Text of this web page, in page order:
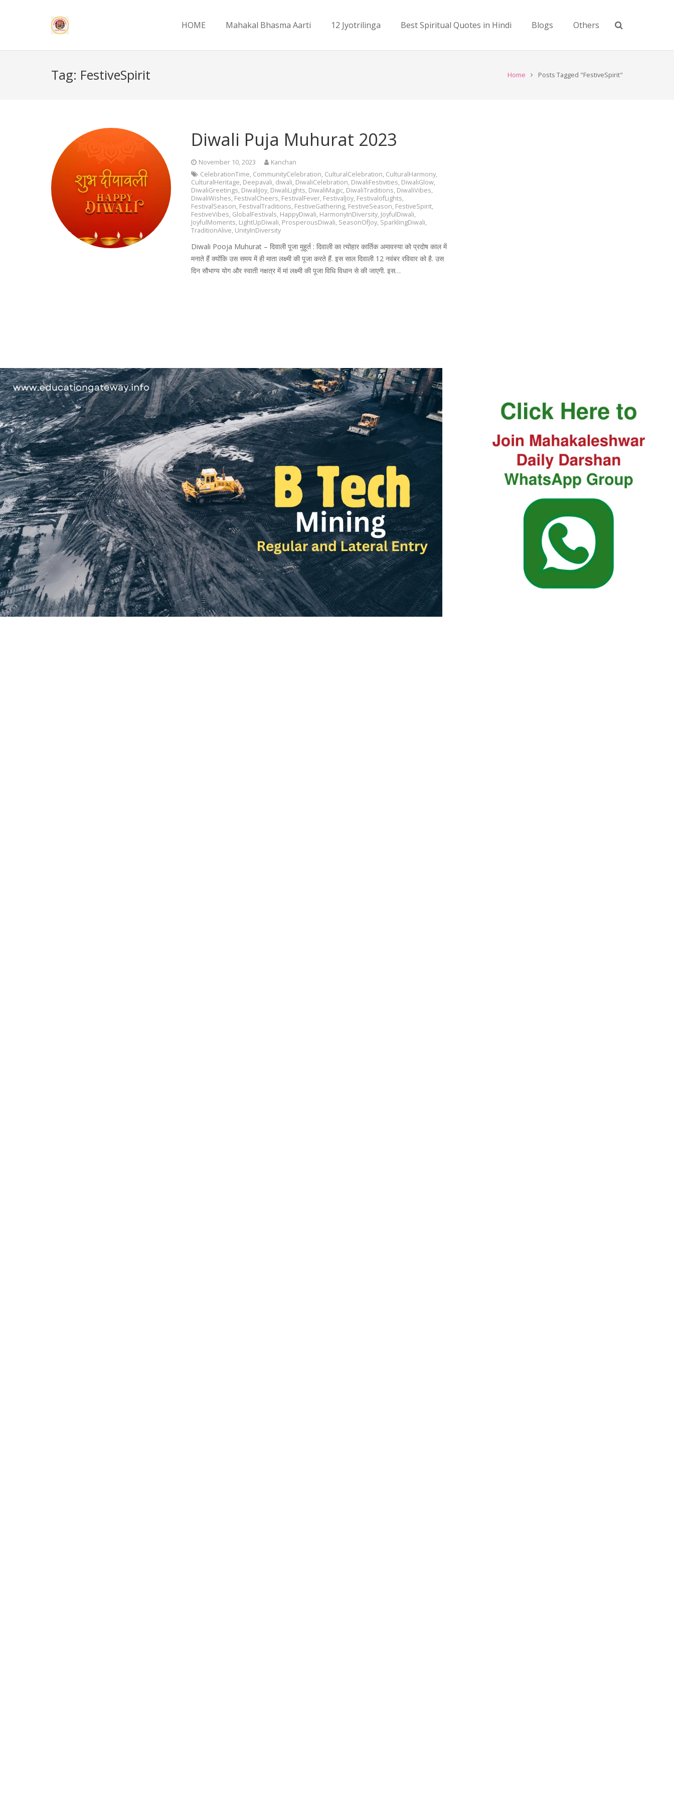
HOME Mahakal Bhasma Aarti 12 Jyotrilinga Best Spiritual Quotes in Hindi Blogs Others
Tag: FestiveSpirit Home Posts Tagged "FestiveSpirit"
Diwali Puja Muhurat 2023
November 10, 2023
Kanchan
CelebrationTime, CommunityCelebration, CulturalCelebration, CulturalHarmony,
CulturalHeritage, Deepavali, diwali, DiwaliCelebration, DiwaliFestivities, DiwaliGlow,
DiwaliGreetings, DiwaliJoy, DiwaliLights, DiwaliMagic, DiwaliTraditions, DiwaliVibes,
DiwaliWishes, FestivalCheers, FestivalFever, FestivalJoy, FestivalofLights,
FestivalSeason, FestivalTraditions, FestiveGathering, FestiveSeason, FestiveSpirit,
FestiveVibes, GlobalFestivals, HappyDiwali, HarmonyInDiversity, JoyfulDiwali,
JoyfulMoments, LightUpDiwali, ProsperousDiwali, SeasonOfJoy, SparklingDiwali,
TraditionAlive, UnityInDiversity
Diwali Pooja Muhurat – दिवाली पूजा मुहूर्त : दिवाली का त्योहार कार्तिक अमावस्या को प्रदोष काल में
मनाते हैं क्योंकि उस समय में ही माता लक्ष्मी की पूजा करते हैं. इस साल दिवाली 12 नवंबर रविवार को है. उस
दिन सौभाग्य योग और स्वाती नक्षत्र में मां लक्ष्मी की पूजा विधि विधान से की जाएगी. इस…